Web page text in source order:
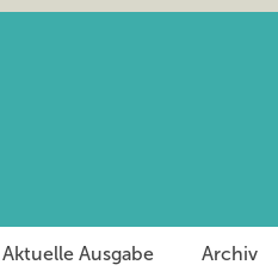
Aktuelle Ausgabe Archiv